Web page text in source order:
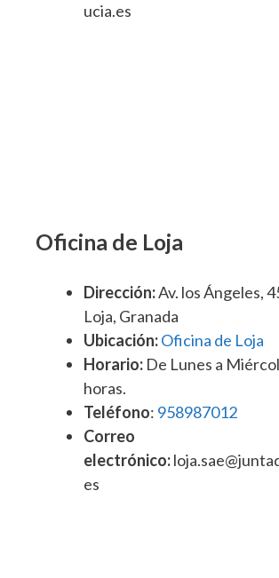
ucia.es
Oficina de Loja
Dirección:Av. los Ángeles,
Loja, Granada
Ubicación:Oficina de Loja
Horario: De Lunes a
horas.
Teléfono: 958987012
Correo
electrónico:
es